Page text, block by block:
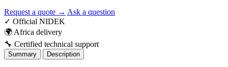
Request a quote → Ask a question
✓ Official NIDEK
🌍Africa delivery
🔧 Certified technical support
Summary Description